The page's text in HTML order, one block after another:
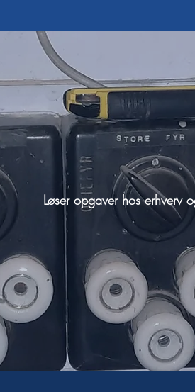
Løser opgaver hos erhverv